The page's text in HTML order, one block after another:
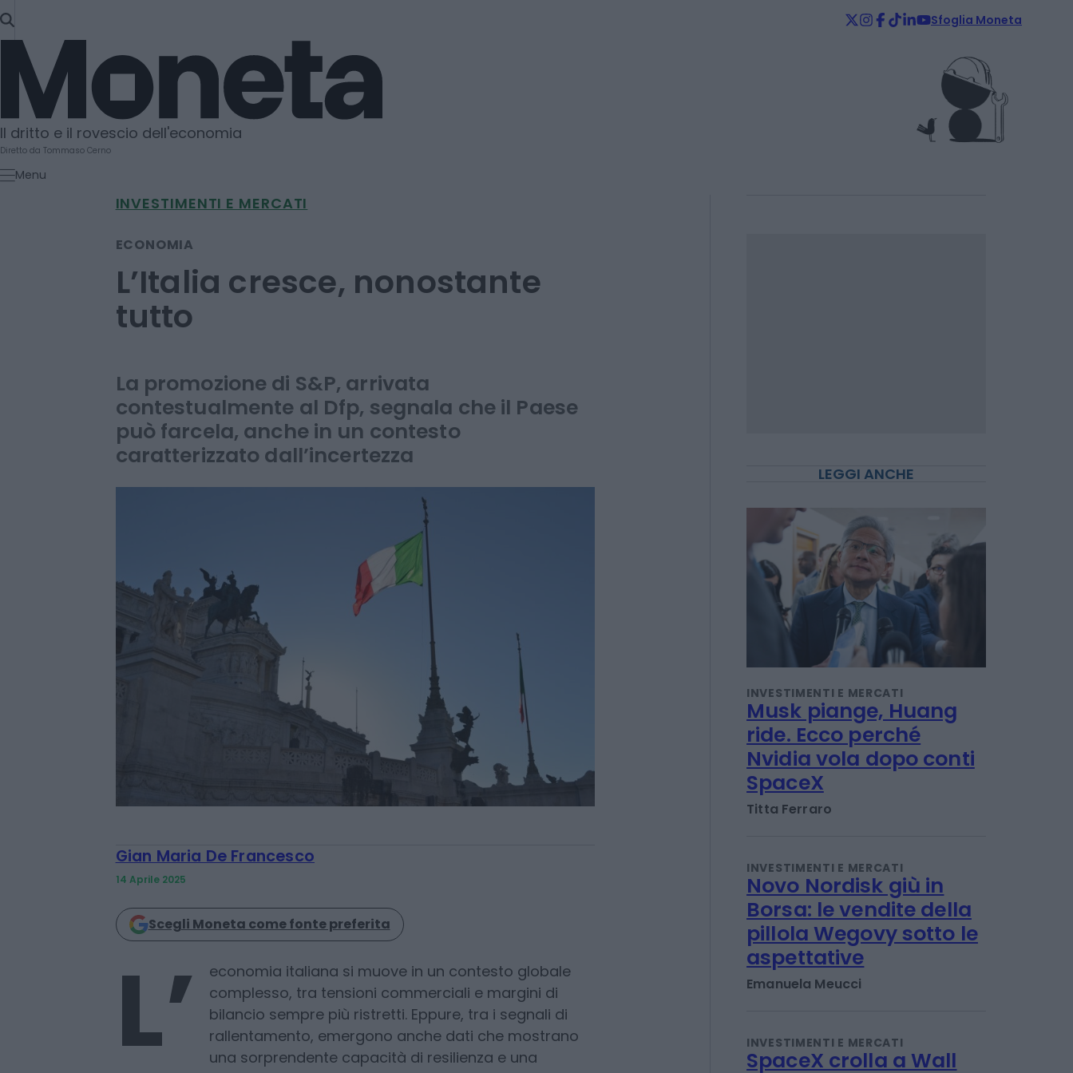
SKIP
TO
CONTENT
Sfoglia Moneta
Moneta
Il dritto e il rovescio dell'economia
Diretto da Tommaso Cerno
Menu
INVESTIMENTI E MERCATI
ECONOMIA
tutto
La promozione di S&P, arrivata
contestualmente al Dfp, segnala che il Paese
può farcela, anche in un contesto
Gian Maria De Francesco
Scegli Moneta come fonte preferita
economia italiana si muove in un contesto globale
complesso, tra tensioni commerciali e margini di
LEGGI ANCHE
INVESTIMENTI E MERCATI
Musk piange, Huang
ride. Ecco perché
Titta Ferraro
INVESTIMENTI E MERCATI
Novo Nordisk giù in
Borsa: le vendite della
Emanuela Meucci